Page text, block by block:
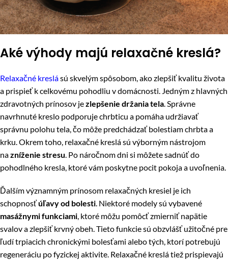
Aké výhody majú relaxačné kreslá?
Relaxačné kreslású skvelým spôsobom, ako zlepšiť kvalitu života
a prispieť k celkovému pohodliu v domácnosti. Jedným z hlavných
zdravotných prínosov jezlepšenie držania tela . Správne
navrhnuté kreslo podporuje chrbticu a pomáha udržiavať
správnu polohu tela, čo môže predchádzať bolestiam chrbta a
krku. Okrem toho, relaxačné kreslá sú výborným nástrojom
nazníženie stresu . Po náročnom dni si môžete sadnúť do
pohodlného kresla, ktoré vám poskytne pocit pokoja a uvoľnenia.
Ďalším významným prínosom relaxačných kresiel je ich
schopnosťúľavy od bolesti . Niektoré modely sú vybavené
masážnymi funkciami , ktoré môžu pomôcť zmierniť napätie
svalov a zlepšiť krvný obeh. Tieto funkcie sú obzvlášť užitočné pre
ľudí trpiacich chronickými bolesťami alebo tých, ktorí potrebujú
regeneráciu po fyzickej aktivite. Relaxačné kreslá tiež prispievajú